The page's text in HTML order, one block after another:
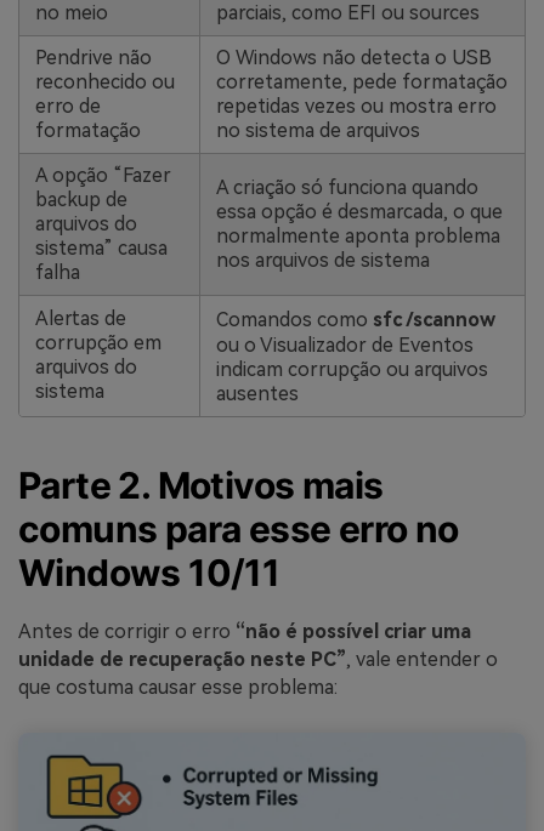
no meio
parciais, como EFI ou sources
Pendrive não
reconhecido ou
erro de
formatação
O Windows não detecta o USB
corretamente, pede formatação
repetidas vezes ou mostra erro
no sistema de arquivos
A opção “Fazer
backup de
arquivos do
sistema” causa
falha
A criação só funciona quando
essa opção é desmarcada, o que
normalmente aponta problema
nos arquivos de sistema
Alertas de
corrupção em
arquivos do
sistema
Comandos como sfc /scannow
ou o Visualizador de Eventos
indicam corrupção ou arquivos
ausentes
Parte 2. Motivos mais
comuns para esse erro no
Windows 10/11
Antes de corrigir o erro “não é possível criar uma
unidade de recuperação neste PC”, vale entender o
que costuma causar esse problema: